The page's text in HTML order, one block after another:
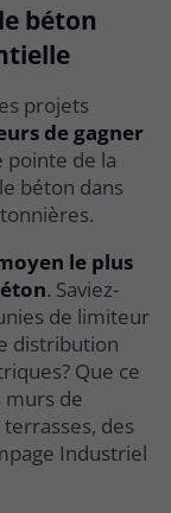
béton
projets
de gagner
pointe de la
béton dans
le plus
. Saviez-
de limiteur
distribution
Que ce
murs de
des
Industriel